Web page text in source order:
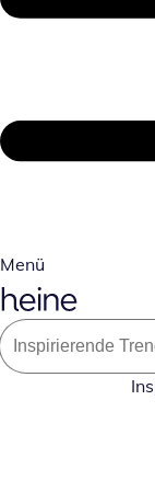
Menü